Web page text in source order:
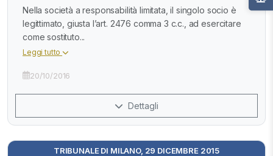
Nella società a responsabilità limitata, il singolo socio è
legittimato, giusta l’art. 2476 comma 3 c.c., ad esercitare
come sostituto...
Leggi tutto
20/10/2016
Dettagli
TRIBUNALE DI MILANO, 29 DICEMBRE 2015